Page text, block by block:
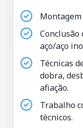
Conclusão
aço/aço
Técnicas
dobra,
afiação.
Trabalho
técnicos.